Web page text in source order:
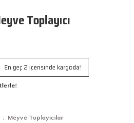
Toplayıcı
En geç 2 içerisinde kargoda!
Meyve Toplayıcılar